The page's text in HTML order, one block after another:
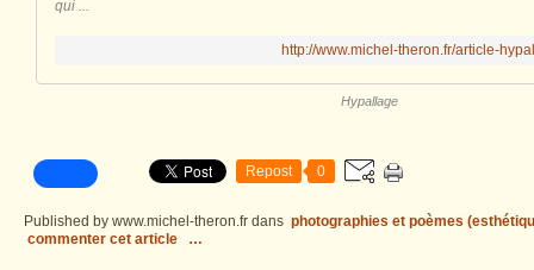
qui ...
http://www.michel-theron.fr/article-
Hypallage
Repost 0
Published by www.michel-theron.fr dans photographies et poèmes
commenter cet article
…